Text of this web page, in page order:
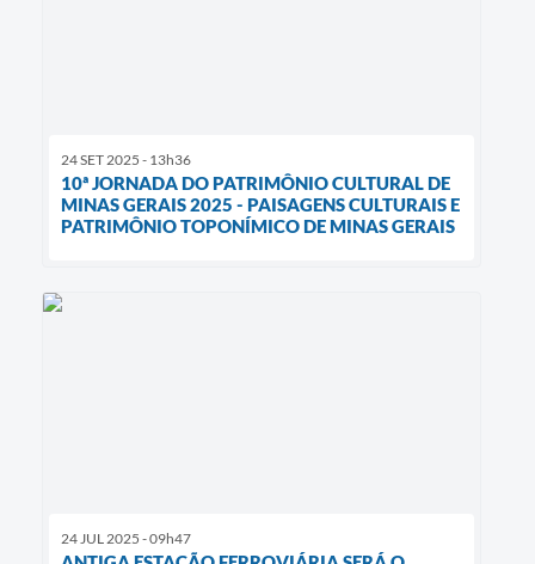
24 SET 2025 - 13h36
10ª JORNADA DO PATRIMÔNIO CULTURAL DE
MINAS GERAIS 2025 - PAISAGENS CULTURAIS E
PATRIMÔNIO TOPONÍMICO DE MINAS GERAIS
24 JUL 2025 - 09h47